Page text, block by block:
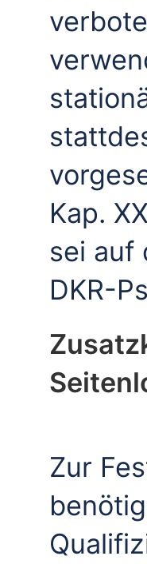
Kap.
sei auf
DKR-
Zur